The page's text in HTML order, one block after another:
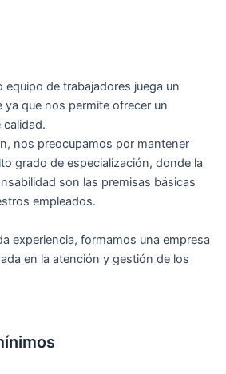
equipo de trabajadores juega un
ya que nos permite ofrecer un
calidad.
nos preocupamos por mantener
grado de especialización, donde la
son las premisas básicas
empleados.
experiencia, formamos una empresa
en la atención y gestión de los